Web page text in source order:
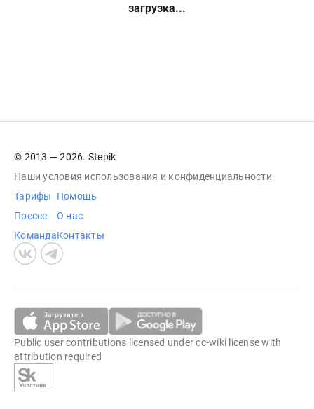
загрузка...
© 2013 — 2026. Stepik
Наши условия использования и конфиденциальности
Тарифы
Прессе
Команда
Помощь
О нас
Контакты
Public user contributions licensed undercc-wiki license with
attribution required